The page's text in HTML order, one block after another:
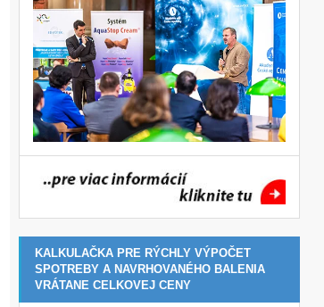
KALKULAČKA PRE RÝCHLY VÝPOČET
SPOTREBY A NAVRHOVANÉHO BALENIA
VRÁTANE CELKOVEJ CENY